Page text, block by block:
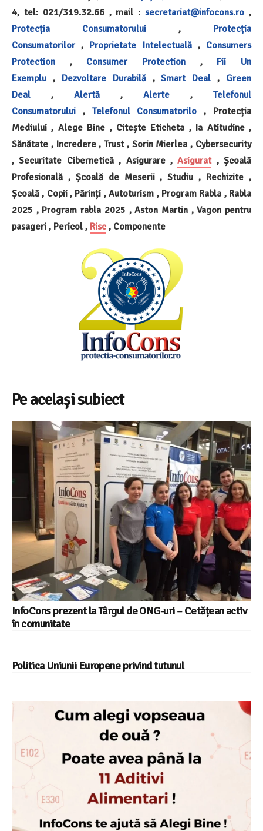
4, tel: 021/319.32.66 , mail :secretariat@infocons.ro ,
Protecția Consumatorului
,
Protecția
Consumatorilor , Proprietate Intelectuală , Consumers
Protection
, Consumer Protection , Fii Un
Exemplu , Dezvoltare Durabilă , Smart Deal , Green
Deal , Alertă , Alerte ,
Telefonul
Consumatorului , Telefonul Consumatorilo
, Protecția
Mediului , Alege Bine , Citește Eticheta , Ia Atitudine ,
Sănătate , Incredere , Trust , Sorin Mierlea , Cybersecurity
, Securitate Cibernetică , Asigurare , Asigurat , Școală
Profesională , Școală de Meserii , Studiu , Rechizite ,
Școală , Copii , Părinți , Autoturism , Program Rabla , Rabla
2025 , Program rabla 2025 , Aston Martin , Vagon pentru
pasageri , Pericol , Risc , Componente
Pe același subiect
InfoCons prezent la Târgul de ONG-uri – Cetățean activ
în comunitate
Politica Uniunii Europene privind tutunul